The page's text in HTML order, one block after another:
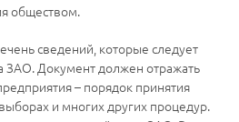
обществом.
сведений, которые следует
ЗАО. Документ должен отражать
– порядок принятия
и многих других процедур.